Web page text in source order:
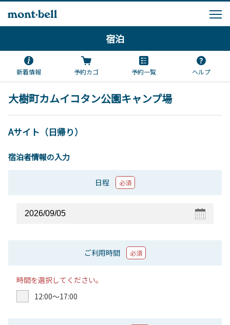
宿泊
新着情報 予約カゴ 予約一覧 ヘルプ
大樹町カムイコタン公園キャンプ場
Aサイト（日帰り）
宿泊者情報の入力
日程 必須
ご利用時間 必須
時間を選択してください。
12:00〜17:00